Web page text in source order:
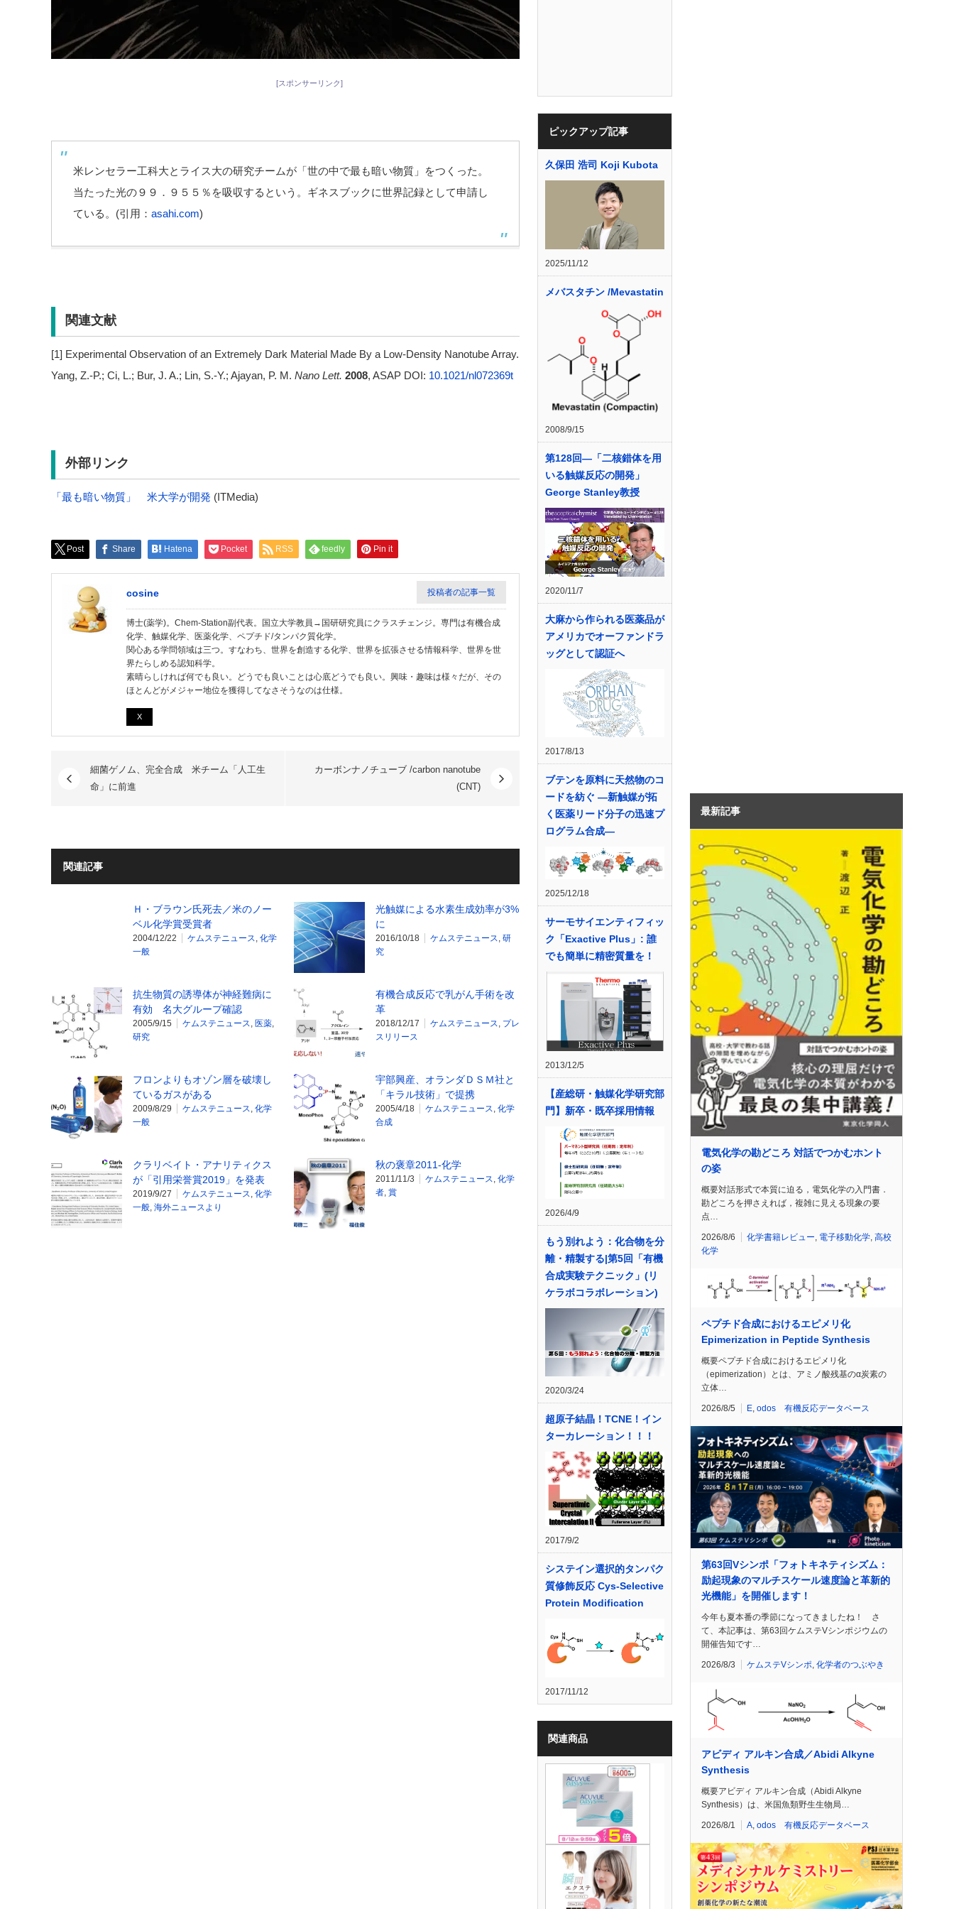
[スポンサーリンク]
米レンセラー工科大とライス大の研究チームが「世の中で最も暗い物質」をつくった。
当たった光の９９．９５５％を吸収するという。ギネスブックに世界記録として申請し
ている。(引用： asahi.com)
関連文献
[1] Experimental Observation of an Extremely Dark Material Made By a Low-Density Nanotube Array.
Yang, Z.-P.; Ci, L.; Bur, J. A.; Lin, S.-Y.; Ajayan, P. M. Nano Lett. 2008, ASAP DOI: 10.1021/nl072369t
外部リンク
「最も暗い物質」 米大学が開発 (ITMedia)
Post Share Hatena Pocket RSS feedly Pin it
cosine 投稿者の記事一覧
博士(薬学)。Chem-Station副代表。国立大学教員→国研研究員にクラスチェンジ。専門は有機合成
化学、触媒化学、医薬化学、ペプチド/タンパク質化学。
関心ある学問領域は三つ。すなわち、世界を創造する化学、世界を拡張させる情報科学、世界を世
界たらしめる認知科学。
素晴らしければ何でも良い。どうでも良いことは心底どうでも良い。興味・趣味は様々だが、その
ほとんどがメジャー地位を獲得してなさそうなのは仕様。
X
細菌ゲノム、完全合成 米チーム「人工生
命」に前進
カーボンナノチューブ /carbon nanotube
(CNT)
関連記事
Ｈ・ブラウン氏死去／米のノー
ベル化学賞受賞者
2004/12/22 ケムステニュース, 化学
一般
光触媒による水素生成効率が3%
に
2016/10/18 ケムステニュース, 研
究
抗生物質の誘導体が神経難病に
有効 名大グループ確認
2005/9/15 ケムステニュース, 医薬,
研究
有機合成反応で乳がん手術を改
革
2018/12/17 ケムステニュース, プレ
スリリース
フロンよりもオゾン層を破壊し
ているガスがある
2009/8/29 ケムステニュース, 化学
一般
宇部興産、オランダＤＳＭ社と
「キラル技術」で提携
2005/4/18 ケムステニュース, 化学
合成
クラリベイト・アナリティクス
が「引用栄誉賞2019」を発表
2019/9/27 ケムステニュース, 化学
一般, 海外ニュースより
秋の褒章2011-化学
2011/11/3 ケムステニュース, 化学
者, 賞
ピックアップ記事
久保田 浩司 Koji Kubota
2025/11/12
メバスタチン /Mevastatin
2008/9/15
第128回―「二核錯体を用
いる触媒反応の開発」
George Stanley教授
2020/11/7
大麻から作られる医薬品が
アメリカでオーファンドラ
ッグとして認証へ
2017/8/13
ブテンを原料に天然物のコ
ードを紡ぐ ―新触媒が拓
く医薬リード分子の迅速プ
ログラム合成―
2025/12/18
サーモサイエンティフィッ
ク「Exactive Plus」: 誰
でも簡単に精密質量を！
2013/12/5
【産総研・触媒化学研究部
門】新卒・既卒採用情報
2026/4/9
もう別れよう：化合物を分
離・精製する|第5回「有機
合成実験テクニック」(リ
ケラボコラボレーション)
2020/3/24
超原子結晶！TCNE！イン
ターカレーション！！！
2017/9/2
システイン選択的タンパク
質修飾反応 Cys-Selective
Protein Modification
2017/11/12
関連商品
最新記事
電気化学の勘どころ 対話でつかむホント
の姿
概要対話形式で本質に迫る，電気化学の入門書．
勘どころを押さえれば，複雑に見える現象の要
点…
2026/8/6 化学書籍レビュー, 電子移動化学, 高校
化学
ペプチド合成におけるエピメリ化
Epimerization in Peptide Synthesis
概要ペプチド合成におけるエピメリ化
（epimerization）とは、アミノ酸残基のα炭素の
立体…
2026/8/5 E, odos 有機反応データベース
第63回Vシンポ「フォトキネティシズム：
励起現象のマルチスケール速度論と革新的
光機能」を開催します！
今年も夏本番の季節になってきましたね！ さ
て、本記事は、第63回ケムステVシンポジウムの
開催告知です…
2026/8/3 ケムステVシンポ 化学者のつぶやき
アビディ アルキン合成／Abidi Alkyne
Synthesis
概要アビディ アルキン合成（Abidi Alkyne
Synthesis）は、米国魚類野生生物局…
2026/8/1 A odos 有機反応データベース